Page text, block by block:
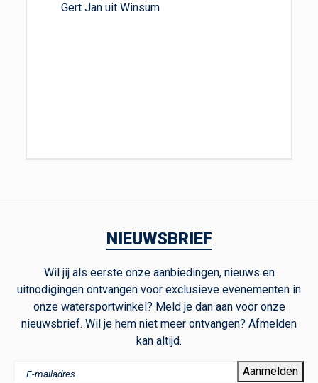
Gert Jan uit Winsum
NIEUWSBRIEF
Wil jij als eerste onze aanbiedingen, nieuws en
uitnodigingen ontvangen voor exclusieve evenementen in
onze watersportwinkel? Meld je dan aan voor onze
nieuwsbrief. Wil je hem niet meer ontvangen? Afmelden
kan altijd.
Aanmelden